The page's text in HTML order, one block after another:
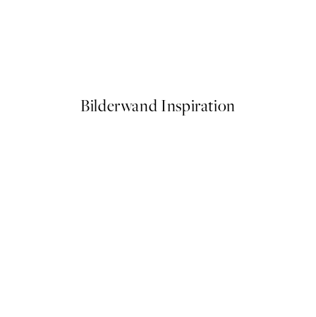
Bilderwand Inspiration